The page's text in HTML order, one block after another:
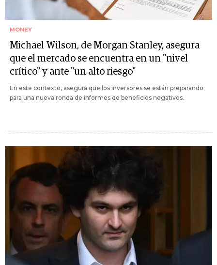
MONEY
Michael Wilson, de Morgan Stanley, asegura
que el mercado se encuentra en un "nivel
crítico" y ante "un alto riesgo"
En este contexto, asegura que los inversores se están preparando
para una nueva ronda de informes de beneficios negativos.